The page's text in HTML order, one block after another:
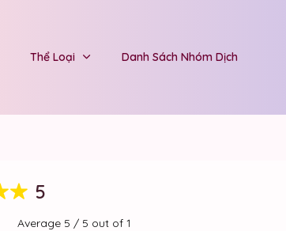
Thể Loại Danh Sách Nhóm Dịch
5
Average 5 / 5 out of 1